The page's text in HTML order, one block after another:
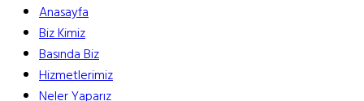
Anasayfa
Biz Kimiz
Basında Biz
Hizmetlerimiz
Neler Yaparız